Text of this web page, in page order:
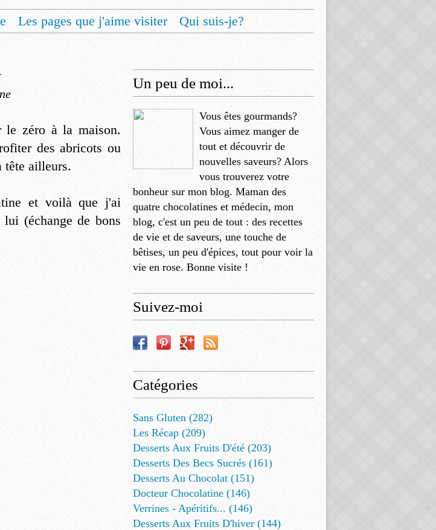
Les pages que j'aime visiter
Qui suis-je?
le zéro à la maison.
des abricots ou
tête ailleurs.
et voilà que j'ai
(échange de bons
Un peu de moi...
Vous êtes gourmands?
Vous aimez manger de
tout et découvrir de
nouvelles saveurs? Alors
vous trouverez votre
bonheur sur mon blog. Maman des
quatre chocolatines et médecin, mon
blog, c'est un peu de tout : des recettes
de vie et de saveurs, une touche de
bêtises, un peu d'épices, tout pour voir la
vie en rose. Bonne visite !
Suivez-moi
Catégories
Sans Gluten (282)
Les Récap (209)
Desserts Aux Fruits D'été (203)
Desserts Des Becs Sucrés (161)
Desserts Au Chocolat (151)
Docteur Chocolatine (146)
Verrines - Apéritifs... (146)
Desserts Aux Fruits D'hiver (144)